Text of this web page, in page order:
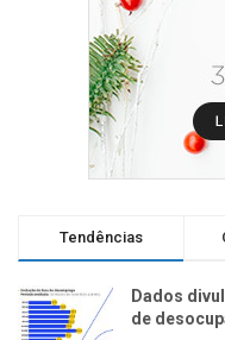
Tendências
Dados
de